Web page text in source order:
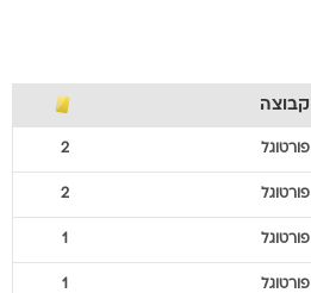
קבוצה
פורטוגל 2
פורטוגל 2
פורטוגל 1
פורטוגל 1